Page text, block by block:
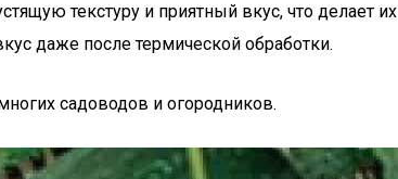
текстуру и приятный вкус, что делает
даже после термической обработки.
садоводов и огородников.